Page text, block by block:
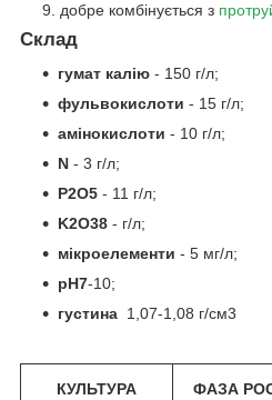
добре комбінується з
Склад
гумат калію - 150 г/л;
фульвокислоти - 15 г/л;
амінокислоти - 10 г/л;
N - 3 г/л;
P2O5 - 11 г/л;
K2O38 - г/л;
мікроелементи - 5 мг/л;
pH7-10;
густина 1,07-1,08 г/см3
КУЛЬТУРА
ФАЗА